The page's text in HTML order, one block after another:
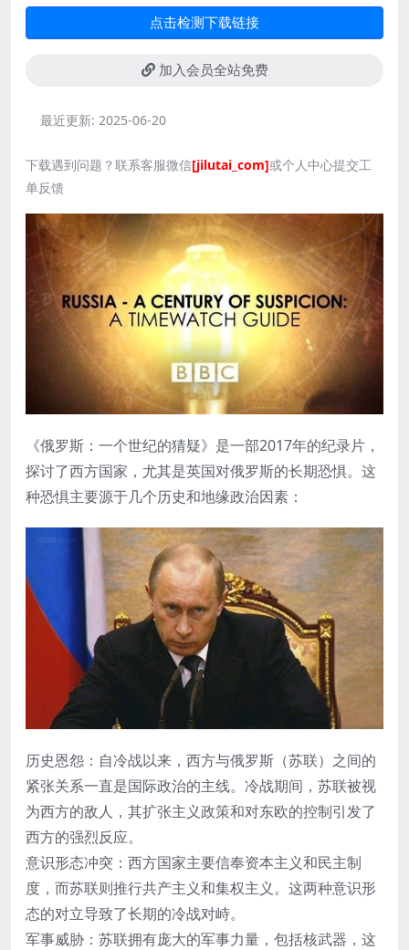
点击检测下载链接
加入会员全站免费
最近更新: 2025-06-20
下载遇到问题？联系客服微信[jilutai_com]或个人中心提交工
单反馈
《俄罗斯：一个世纪的猜疑》是一部2017年的纪录片，
探讨了西方国家，尤其是英国对俄罗斯的长期恐惧。这
种恐惧主要源于几个历史和地缘政治因素：
历史恩怨：自冷战以来，西方与俄罗斯（苏联）之间的
紧张关系一直是国际政治的主线。冷战期间，苏联被视
为西方的敌人，其扩张主义政策和对东欧的控制引发了
西方的强烈反应。
意识形态冲突：西方国家主要信奉资本主义和民主制
度，而苏联则推行共产主义和集权主义。这两种意识形
态的对立导致了长期的冷战对峙。
军事威胁：苏联拥有庞大的军事力量，包括核武器，这